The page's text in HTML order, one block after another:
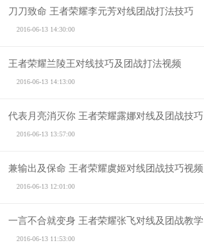
刀刀致命 王者荣耀李元芳对线团战打法技巧
2016-06-13 14:30:00
王者荣耀兰陵王对线技巧及团战打法视频
2016-06-13 14:13:00
代表月亮消灭你 王者荣耀露娜对线及团战技巧
2016-06-13 13:57:00
兼输出及保命 王者荣耀虞姬对线团战技巧视频
2016-06-13 12:01:00
一言不合就变身 王者荣耀张飞对线及团战教学
2016-06-13 11:53:00